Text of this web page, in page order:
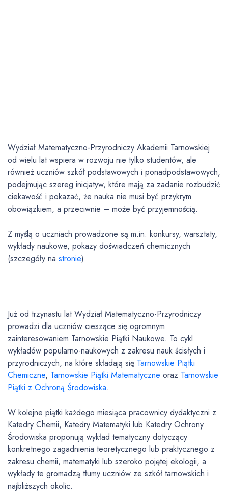
Wydział Matematyczno-Przyrodniczy Akademii Tarnowskiej
od wielu lat wspiera w rozwoju nie tylko studentów, ale
również uczniów szkół podstawowych i ponadpodstawowych,
podejmując szereg inicjatyw, które mają za zadanie rozbudzić
ciekawość i pokazać, że nauka nie musi być przykrym
obowiązkiem, a przeciwnie – może być przyjemnością.
Z myślą o uczniach prowadzone są m.in. konkursy, warsztaty,
wykłady naukowe, pokazy doświadczeń chemicznych
(szczegóły na stronie).
Już od trzynastu lat Wydział Matematyczno-Przyrodniczy
prowadzi dla uczniów cieszące się ogromnym
zainteresowaniem Tarnowskie Piątki Naukowe. To cykl
wykładów popularno-naukowych z zakresu nauk ścisłych i
przyrodniczych, na które składają się Tarnowskie Piątki
Chemiczne, Tarnowskie Piątki Matematyczne oraz Tarnowskie
Piątki z Ochroną Środowiska.
W kolejne piątki każdego miesiąca pracownicy dydaktyczni z
Katedry Chemii, Katedry Matematyki lub Katedry Ochrony
Środowiska proponują wykład tematyczny dotyczący
konkretnego zagadnienia teoretycznego lub praktycznego z
zakresu chemii, matematyki lub szeroko pojętej ekologii, a
wykłady te gromadzą tłumy uczniów ze szkół tarnowskich i
najbliższych okolic.